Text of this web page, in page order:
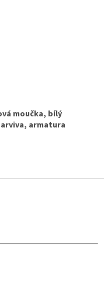
moučka, bílý
armatura